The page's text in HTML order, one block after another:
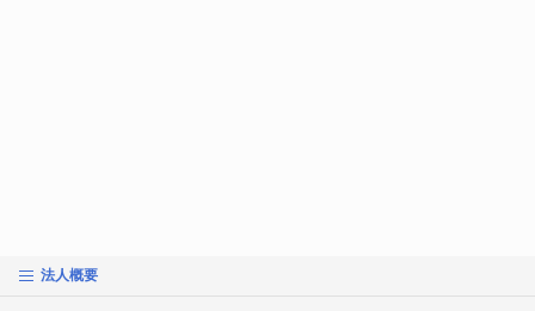
法人概要